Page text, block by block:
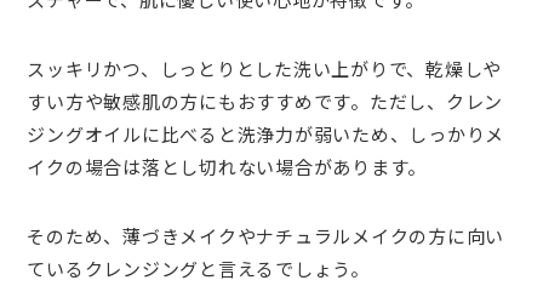
スッキリかつ、しっとりとした洗い上がりで、乾燥しや
すい方や敏感肌の方にもおすすめです。ただし、クレン
ジングオイルに比べると洗浄力が弱いため、しっかりメ
イクの場合は落とし切れない場合があります。
そのため、薄づきメイクやナチュラルメイクの方に向い
ているクレンジングと言えるでしょう。